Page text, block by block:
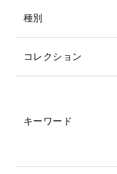
種別
コレクション
キーワード